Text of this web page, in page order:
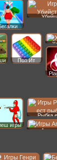
Поп Ит
игры
Рыбка